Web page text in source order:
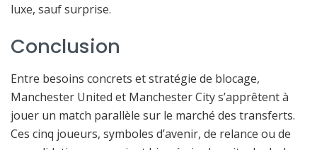
luxe, sauf surprise.
Conclusion
Entre besoins concrets et stratégie de blocage,
Manchester United et Manchester City s’apprêtent à
jouer un match parallèle sur le marché des transferts.
Ces cinq joueurs, symboles d’avenir, de relance ou de